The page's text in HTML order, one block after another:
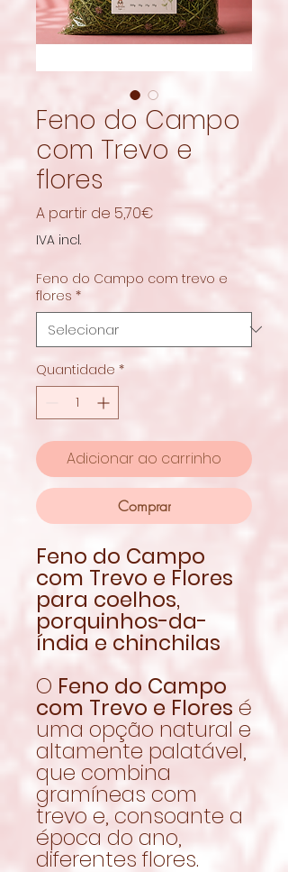
Feno do Campo
com Trevo e
flores
A partir de 5,70€
promocional
IVA incl.
Feno do Campo com trevo e
flores *
Quantidade *
Adicionar ao carrinho
Comprar
Feno do Campo
com Trevo e Flores
para coelhos,
porquinhos-da-
índia e chinchilas
O Feno do Campo
com Trevo e Flores é
uma opção natural e
altamente palatável,
que combina
gramíneas com
trevo e, consoante a
época do ano,
diferentes flores.